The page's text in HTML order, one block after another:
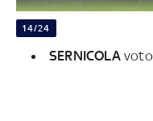
14/24
SERNICOLA voto